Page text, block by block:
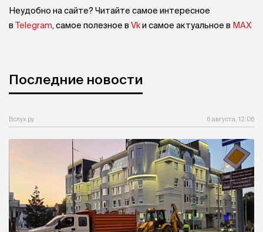
Неудобно на сайте? Читайте самое интересное
в Telegram, самое полезное в Vkи самое актуальное в MAX
Последние новости
Вслух.ру 6 августа, 12:06